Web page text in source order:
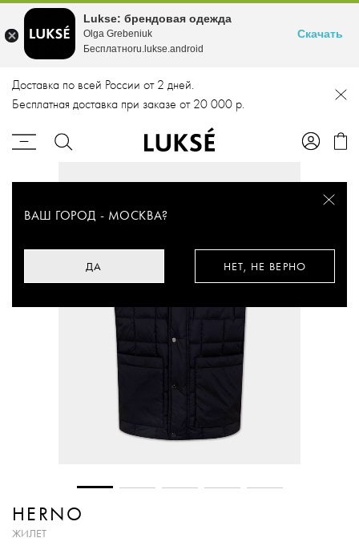
Доставка по всей России от 2 дней.
Бесплатная доставка при заказе от 20 000 р.
ВАШ ГОРОД - МОСКВА?
ДА НЕТ, НЕ ВЕРНО
HERNO
ЖИЛЕТ
Lukse: брендовая одежда
Olga Grebeniuk
Бесплатноru.lukse.android
Скачать